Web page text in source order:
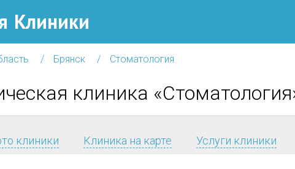
Клиники
Брянск Стоматология
клиника
клиники Клиника на карте Услуги клиники